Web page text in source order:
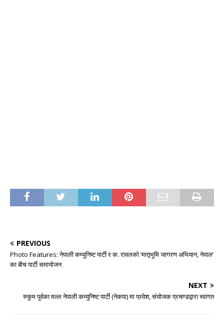
PREVIOUS
Photo Features: नेपाली कम्युनिष्ट पार्टी र क. रावलको ‘मातृभूमि जागरण अभियान, नेपाल’
का बीच पार्टी समायोजन
NEXT
रुकुम पूर्वका मल्ल नेपाली कम्युनिष्ट पार्टी (नेकपा) मा प्रवेश, संयोजक प्रचण्डद्वारा स्वागत